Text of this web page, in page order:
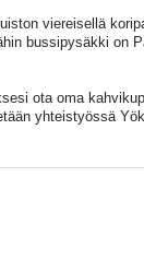
viereisellä
bussipysäkki on
ota oma
yhteistyössä